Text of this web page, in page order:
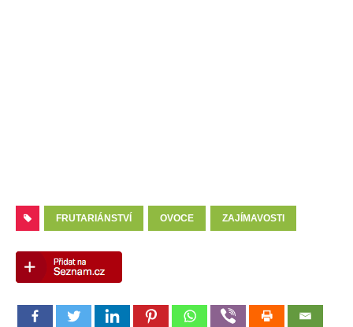
FRUTARIÁNSTVÍ OVOCE ZAJÍMAVOSTI